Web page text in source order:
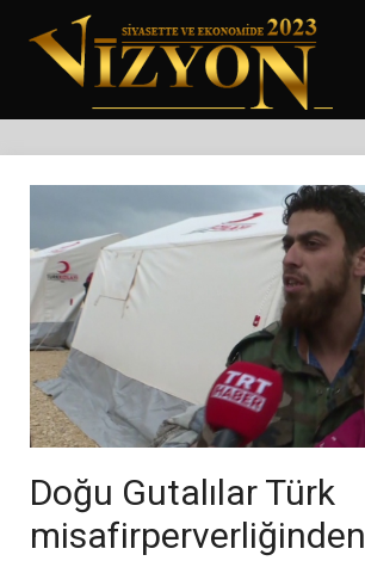
Doğu Gutalılar Türk
misafirperverliğinden